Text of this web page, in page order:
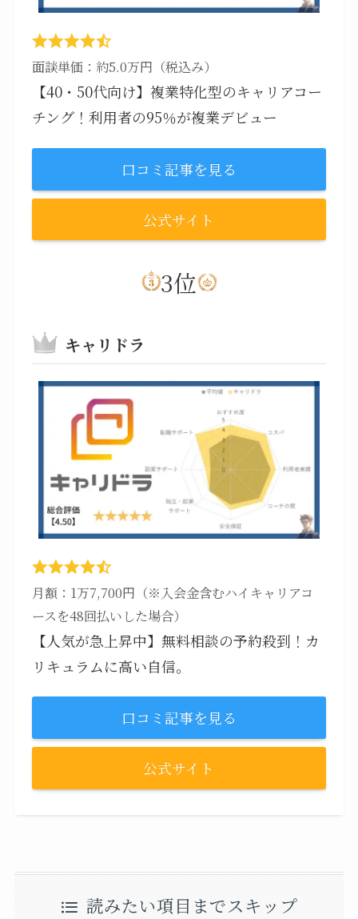
面談単価：約5.0万円（税込み）
【40・50代向け】複業特化型のキャリアコー
チング！利用者の95％が複業デビュー
口コミ記事を見る
公式サイト
3位
キャリドラ
月額：1万7,700円（※入会金含むハイキャリアコ
ースを48回払いした場合）
【人気が急上昇中】無料相談の予約殺到！カ
リキュラムに高い自信。
口コミ記事を見る
公式サイト
読みたい項目までスキップ